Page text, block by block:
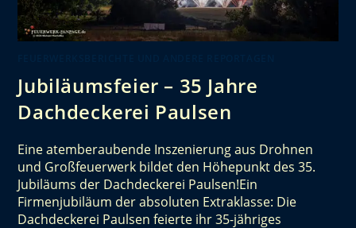
Jubiläumsfeier – 35 Jahre
Dachdeckerei Paulsen
Eine atemberaubende Inszenierung aus Drohnen
und Großfeuerwerk bildet den Höhepunkt des 35.
Jubiläums der Dachdeckerei Paulsen!Ein
Firmenjubiläum der absoluten Extraklasse: Die
Dachdeckerei Paulsen feierte ihr 35-jähriges